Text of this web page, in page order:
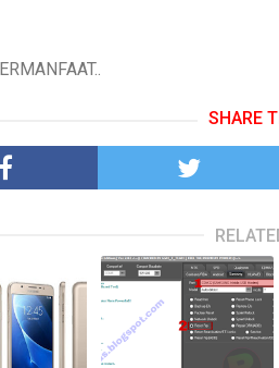
SHARE